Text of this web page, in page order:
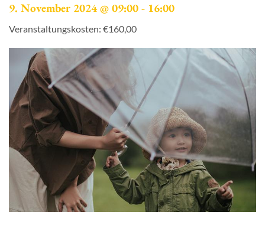
9. November 2024 @ 09:00 - 16:00
Veranstaltungskosten: €160,00